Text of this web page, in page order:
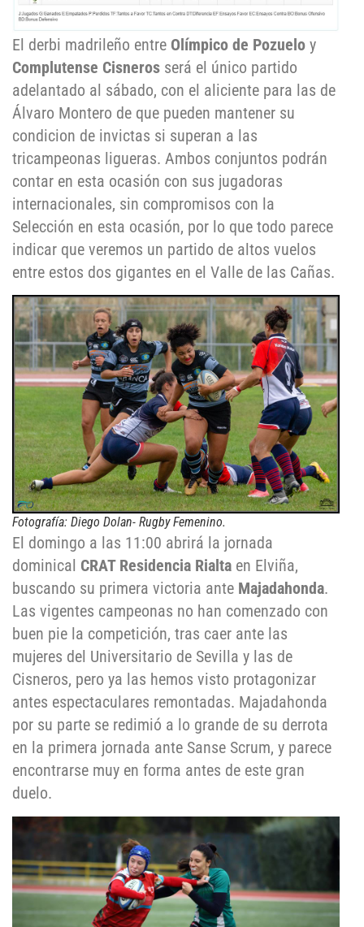
El derbi madrileño entre Olímpico de Pozuelo y
Complutense Cisneros será el único partido
adelantado al sábado, con el aliciente para las de
Álvaro Montero de que pueden mantener su
condicion de invictas si superan a las
tricampeonas ligueras. Ambos conjuntos podrán
contar en esta ocasión con sus jugadoras
internacionales, sin compromisos con la
Selección en esta ocasión, por lo que todo parece
indicar que veremos un partido de altos vuelos
entre estos dos gigantes en el Valle de las Cañas.
Fotografía: Diego Dolan- Rugby Femenino.
El domingo a las 11:00 abrirá la jornada
dominical CRAT Residencia Rialta en Elviña,
buscando su primera victoria ante Majadahonda.
Las vigentes campeonas no han comenzado con
buen pie la competición, tras caer ante las
mujeres del Universitario de Sevilla y las de
Cisneros, pero ya las hemos visto protagonizar
antes espectaculares remontadas. Majadahonda
por su parte se redimió a lo grande de su derrota
en la primera jornada ante Sanse Scrum, y parece
encontrarse muy en forma antes de este gran
duelo.